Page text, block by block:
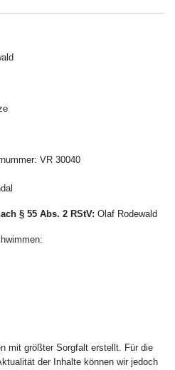
VR 30040
§ 55 Abs. 2 RStV: Olaf Rodewald
mit größter Sorgfalt erstellt. Für die
der Inhalte können wir jedoch